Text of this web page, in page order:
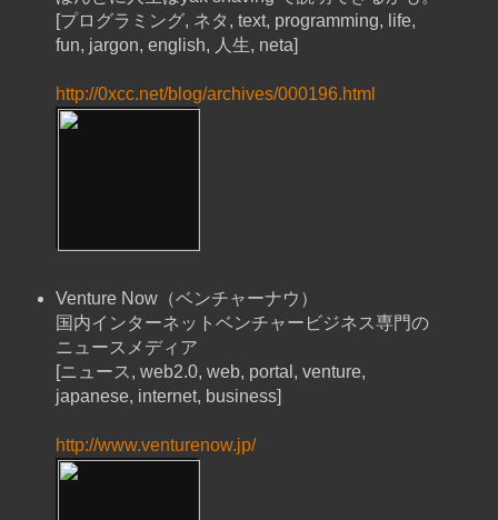
[プログラミング, ネタ, text, programming, life,
fun, jargon, english, 人生, neta]
http://0xcc.net/blog/archives/000196.html
Venture Now（ベンチャーナウ）
国内インターネットベンチャービジネス専門の
ニュースメディア
[ニュース, web2.0, web, portal, venture,
japanese, internet, business]
http://www.venturenow.jp/